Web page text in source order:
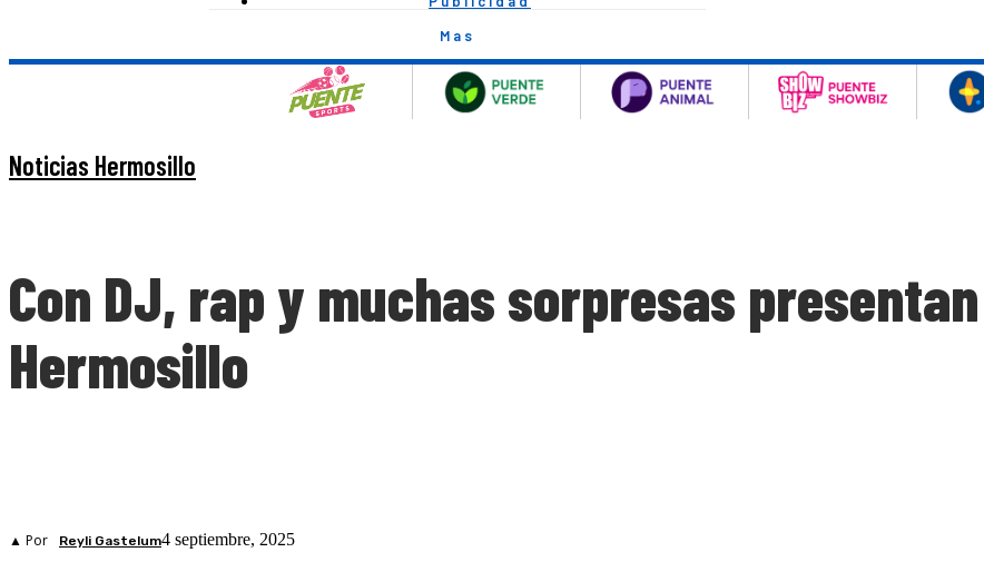
Mas
Noticias Hermosillo
Con DJ, rap y muchas sorpresas
Hermosillo
▲ Por Reyli Gastelum4 septiembre, 2025